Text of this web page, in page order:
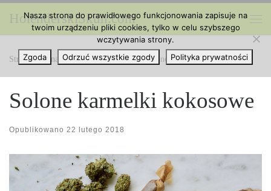
Przejdź do treści
HolenderskiSkun.com
Strona główna » Kuchnia z Cannabis » Solone karmelki kokosowe
Solone karmelki kokosowe
Opublikowano 22 lutego 2018
Nasza strona do prawidłowego funkcjonowania zapisuje na
twoim urządzeniu pliki cookies, tylko w celu szybszego
wczytywania strony.
Zgoda
Odrzuć wszystkie zgody Polityka prywatności